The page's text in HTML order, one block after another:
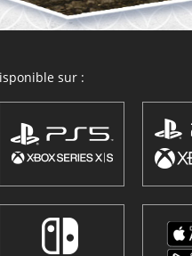
sur :